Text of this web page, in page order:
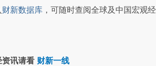
财新数据库 ，可随时查阅全球及中国宏观
讯请看 财新一线